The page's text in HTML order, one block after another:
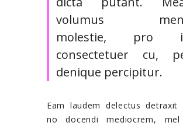
volumus
molestie, pro
consectetuer cu,
denique percipitur.
Eam laudem delectus detraxit
no docendi mediocrem,